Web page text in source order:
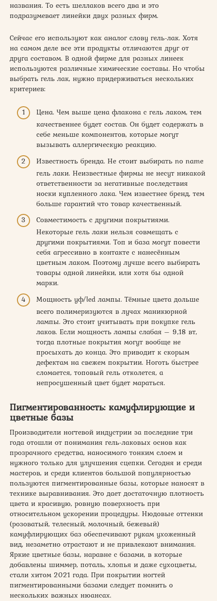
названия. То есть шеллаков всего два и это
подразумевает линейки двух разных фирм.
Сейчас его используют как аналог слову гель-лак. Хотя
на самом деле все эти продукты отличаются друг от
друга составом. В одной фирме для разных линеек
используются различные химические составы. Но чтобы
выбрать гель лак, нужно придерживаться нескольких
критериев:
Цена. Чем выше цена флакона с гель лаком, тем
качественнее будет состав. Он будет содержать в
себе меньше компонентов, которые могут
вызывать аллергическую реакцию.
Известность бренда. Не стоит выбирать no name
гель лаки. Неизвестные фирмы не несут никакой
ответственности за негативные последствия
носки купленного лака. Чем известнее бренд, тем
больше гарантий что товар качественный.
Совместимость с другими покрытиями.
Некоторые гель лаки нельзя совмещать с
другими покрытиями. Топ и база могут повести
себя агрессивно в контакте с нанесённым
цветным лаком. Поэтому лучше всего выбирать
товары одной линейки, или хотя бы одной
марки.
Мощность уф/led лампы. Тёмные цвета дольше
всего полимеризуются в лучах маникюрной
лампы. Это стоит учитывать при покупке гель
лаков. Если мощность лампы слабая – 9,18 вт,
тогда плотные покрытия могут вообще не
просыхать до конца. Это приводит к скорым
дефектам на свежем покрытии. Ноготь быстрее
сломается, топовый гель отколется, а
непросушенный цвет будет мараться.
Пигментированность: камуфлирующие и
цветные базы
Производители ногтевой индустрии за последние три
года отошли от понимания гель-лаковых основ как
прозрачного средства, наносимого тонким слоем и
нужного только для улучшения сцепки. Сегодня и среди
мастеров, и среди клиентов большой популярностью
пользуются пигментированные базы, которые наносят в
технике выравнивания. Это дает достаточную плотность
цвета и красивую, ровную поверхность при
относительном ускорении процедуры. Нюдовые оттенки
(розоватый, телесный, молочный, бежевый)
камуфлирующих баз обеспечивают рукам ухоженный
вид, незаметно отрастают и не привлекают внимания.
Яркие цветные базы, наравне с базами, в которые
добавлены шиммер, поталь, хлопья и даже сухоцветы,
стали хитом 2021 года. При покрытии ногтей
пигментированными базами следует помнить о
нескольких важных нюансах.